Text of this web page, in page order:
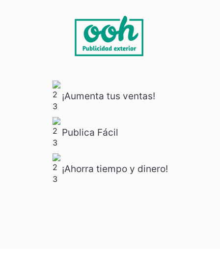
¡Aumenta tus ventas!
Publica Fácil
¡Ahorra tiempo y dinero!